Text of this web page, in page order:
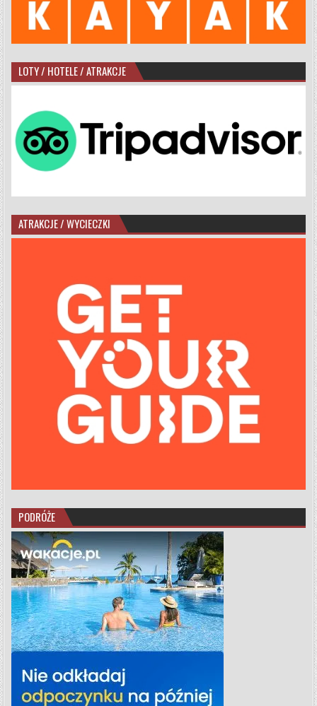
LOTY / HOTELE / ATRAKCJE
ATRAKCJE / WYCIECZKI
PODRÓŻE